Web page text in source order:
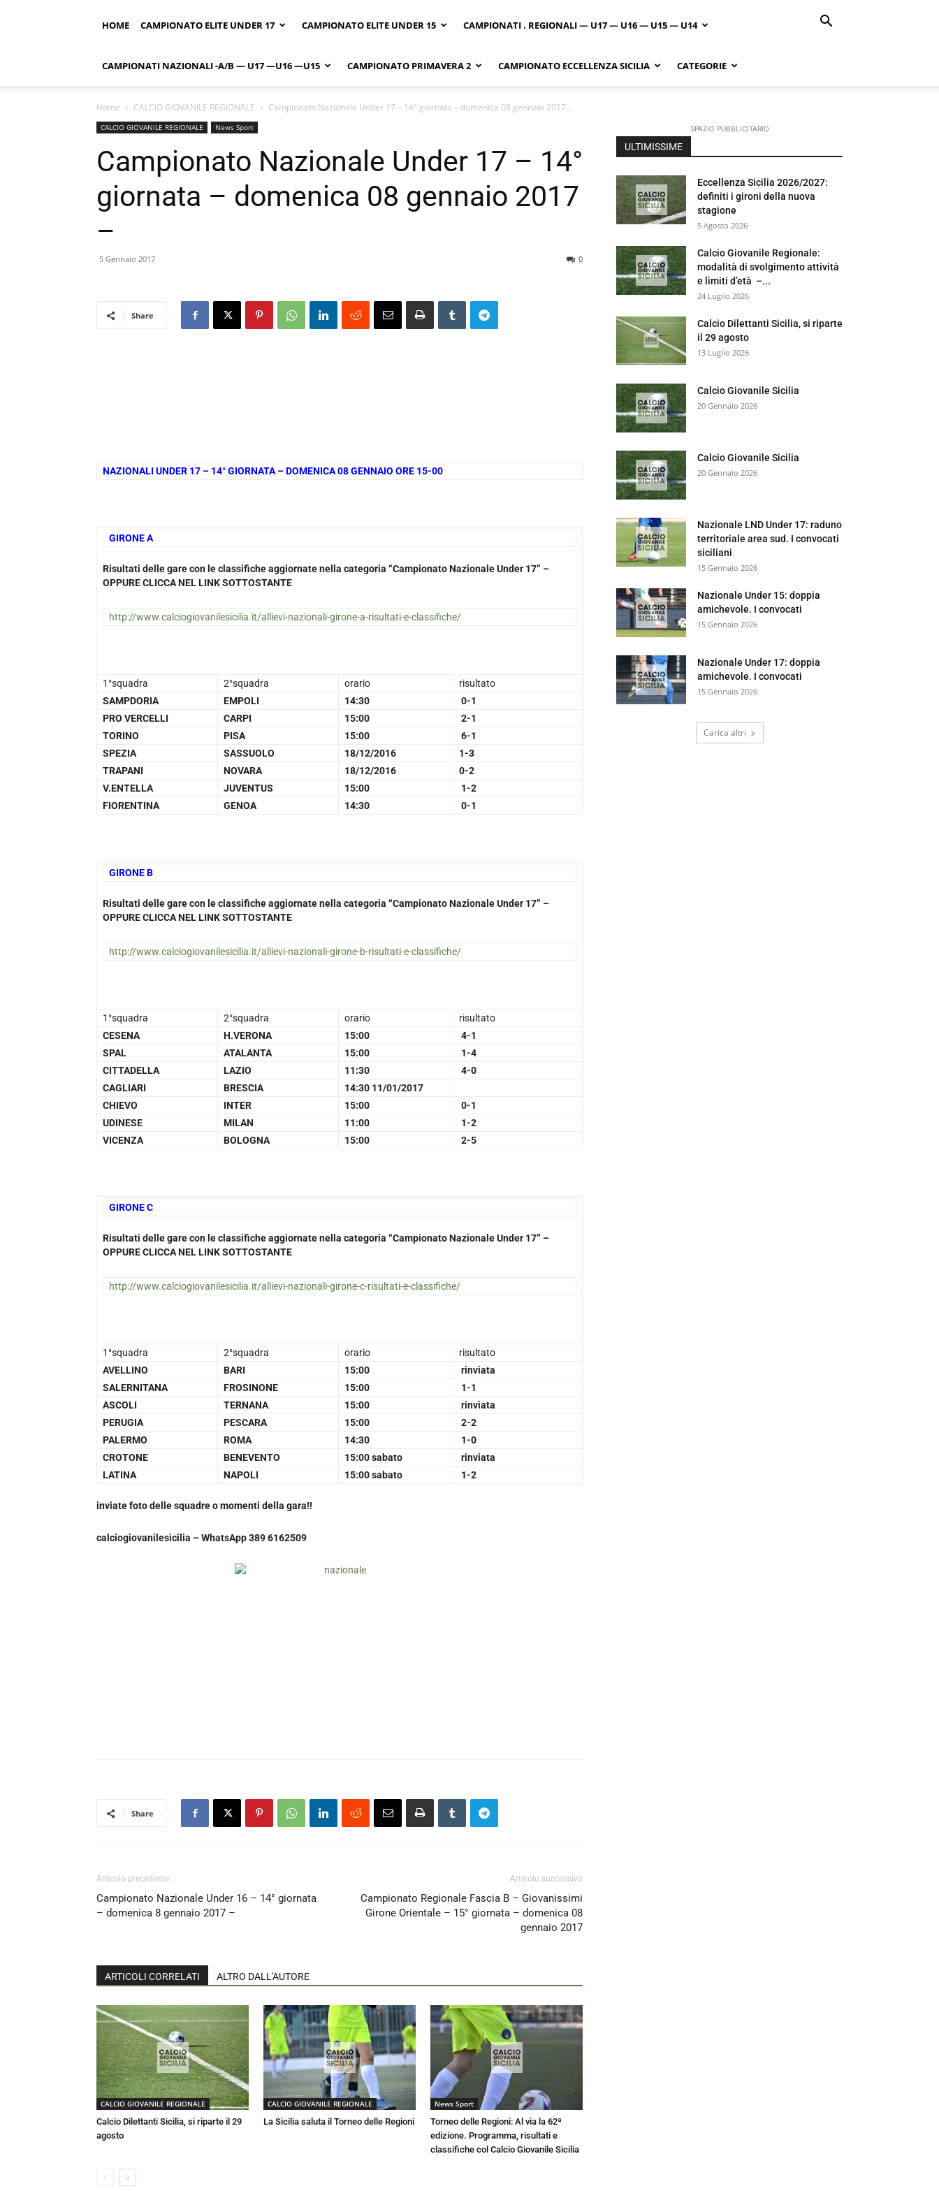
HOME CAMPIONATO ELITE UNDER 17 CAMPIONATO ELITE UNDER 15 CAMPIONATI . REGIONALI — U17 — U16 — U15 — U14
CAMPIONATI NAZIONALI -A/B — U17 —U16 —U15 CAMPIONATO PRIMAVERA 2 CAMPIONATO ECCELLENZA SICILIA CATEGORIE
Home CALCIO GIOVANILE REGIONALE Campionato Nazionale Under 17 – 14° giornata – domenica 08 gennaio 2017...
CALCIO GIOVANILE REGIONALE News Sport
Campionato Nazionale Under 17 – 14°
giornata – domenica 08 gennaio 2017
–
5 Gennaio 2017 0
Share
NAZIONALI UNDER 17 – 14° GIORNATA – DOMENICA 08 GENNAIO ORE 15-00
GIRONE A
Risultati delle gare con le classifiche aggiornate nella categoria “Campionato Nazionale Under 17” –
OPPURE CLICCA NEL LINK SOTTOSTANTE
http://www.calciogiovanilesicilia.it/allievi-nazionali-girone-a-risultati-e-classifiche/
1°squadra 2°squadra orario
risultato
SAMPDORIA
EMPOLI 14:30
0-1
PRO VERCELLI
CARPI 15:00
2-1
TORINO
PISA 15:00
6-1
SPEZIA
SASSUOLO 18/12/2016
1-3
TRAPANI
NOVARA 18/12/2016
0-2
V.ENTELLA
JUVENTUS 15:00
1-2
FIORENTINA
GENOA 14:30 0-1
GIRONE B
Risultati delle gare con le classifiche aggiornate nella categoria “Campionato Nazionale Under 17” –
OPPURE CLICCA NEL LINK SOTTOSTANTE
http://www.calciogiovanilesicilia.it/allievi-nazionali-girone-b-risultati-e-classifiche/
1°squadra 2°squadra orario
risultato
CESENA
H.VERONA 15:00
4-1
SPAL
ATALANTA 15:00
1-4
CITTADELLA
LAZIO 11:30
4-0
CAGLIARI
BRESCIA
14:30 11/01/2017
CHIEVO
INTER 15:00
0-1
UDINESE
MILAN 11:00
1-2
VICENZA
BOLOGNA 15:00 2-5
GIRONE C
Risultati delle gare con le classifiche aggiornate nella categoria “Campionato Nazionale Under 17” –
OPPURE CLICCA NEL LINK SOTTOSTANTE
http://www.calciogiovanilesicilia.it/allievi-nazionali-girone-c-risultati-e-classifiche/
1°squadra 2°squadra orario
risultato
AVELLINO
BARI 15:00
rinviata
SALERNITANA
FROSINONE 15:00
1-1
ASCOLI
TERNANA 15:00
rinviata
PERUGIA
PESCARA 15:00
2-2
PALERMO
ROMA 14:30
1-0
CROTONE
BENEVENTO 15:00 sabato
rinviata
LATINA
NAPOLI 15:00 sabato 1-2
inviate foto delle squadre o momenti della gara!!
calciogiovanilesicilia – WhatsApp 389 6162509
Share
Articolo precedente
Campionato Nazionale Under 16 – 14° giornata
– domenica 8 gennaio 2017 –
Articolo successivo
Campionato Regionale Fascia B – Giovanissimi
Girone Orientale – 15° giornata – domenica 08
gennaio 2017
ARTICOLI CORRELATI ALTRO DALL'AUTORE
CALCIO GIOVANILE REGIONALE
Calcio Dilettanti Sicilia, si riparte il 29
agosto
CALCIO GIOVANILE REGIONALE
La Sicilia saluta il Torneo delle Regioni
News Sport
Torneo delle Regioni: Al via la 62ª
edizione. Programma, risultati e
classifiche col Calcio Giovanile Sicilia
SPAZIO PUBBLICITARIO
ULTIMISSIME
Eccellenza Sicilia 2026/2027:
definiti i gironi della nuova
stagione
5 Agosto 2026
Calcio Giovanile Regionale:
modalità di svolgimento attività
e limiti d’età –...
24 Luglio 2026
Calcio Dilettanti Sicilia, si riparte
il 29 agosto
13 Luglio 2026
Calcio Giovanile Sicilia
20 Gennaio 2026
Calcio Giovanile Sicilia
20 Gennaio 2026
Nazionale LND Under 17: raduno
territoriale area sud. I convocati
siciliani
15 Gennaio 2026
Nazionale Under 15: doppia
amichevole. I convocati
15 Gennaio 2026
Nazionale Under 17: doppia
amichevole. I convocati
15 Gennaio 2026
Carica altri